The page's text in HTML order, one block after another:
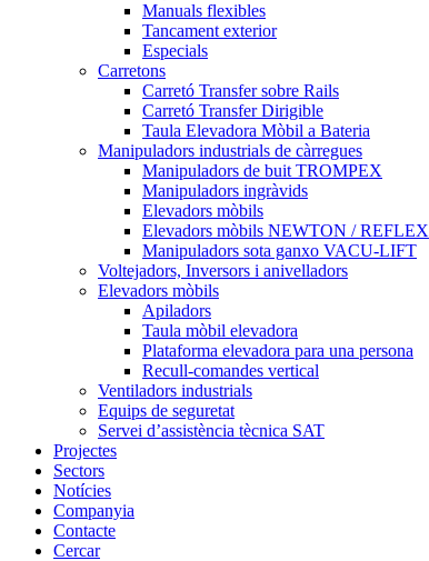
Manuals flexibles
Tancament exterior
Especials
Carretons
Carretó Transfer sobre Rails
Carretó Transfer Dirigible
Taula Elevadora Mòbil a Bateria
Manipuladors industrials de càrregues
Manipuladors de buit TROMPEX
Manipuladors ingràvids
Elevadors mòbils
Elevadors mòbils NEWTON / REFLEX
Manipuladors sota ganxo VACU-LIFT
Voltejadors, Inversors i anivelladors
Elevadors mòbils
Apiladors
Taula mòbil elevadora
Plataforma elevadora para una persona
Recull-comandes vertical
Ventiladors industrials
Equips de seguretat
Servei d’assistència tècnica SAT
Projectes
Sectors
Notícies
Companyia
Contacte
Cercar